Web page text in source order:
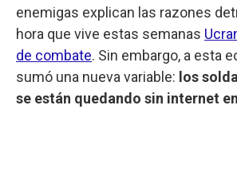
enemigas explican las razones
hora que vive estas semanas
de combate. Sin embargo, a esta
sumó una nueva variable: los
se están quedando sin internet